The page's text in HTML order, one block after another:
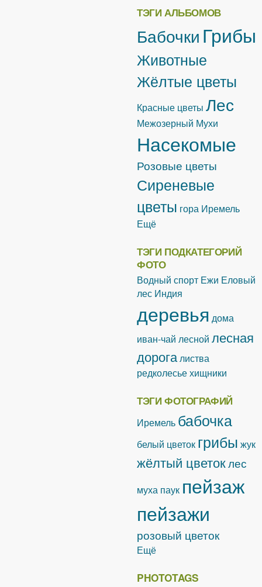
ТЭГИ АЛЬБОМОВ
БабочкиГрибы
Животные
Жёлтые цветы
Красные цветы Лес
Межозерный Мухи
Насекомые
Розовые цветы
Сиреневые
цветы гора Иремель
Ещё
ТЭГИ ПОДКАТЕГОРИЙ
ФОТО
Водный спорт Ежи Еловый
лес Индия
деревья дома
иван-чай лесной лесная
дорога листва
редколесьехищники
ТЭГИ ФОТОГРАФИЙ
Иремель бабочка
белый цветок грибы жук
жёлтый цветоклес
муха паук пейзаж
пейзажи
розовый цветок
Ещё
PHOTOTAGS